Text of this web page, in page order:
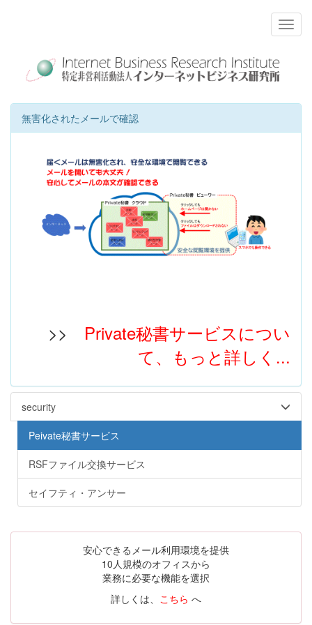
無害化されたメールで確認
>> Private秘書サービスについ
て、もっと詳しく...
security
Peivate秘書サービス
RSFファイル交換サービス
セイフティ・アンサー
安心できるメール利用環境を提供
10人規模のオフィスから
業務に必要な機能を選択
詳しくは、 こちら へ